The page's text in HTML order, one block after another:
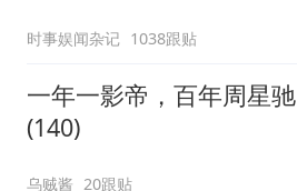
时事娱闻杂记 1038跟贴
一年一影帝，百年周星驰
(140)
乌贼酱 20跟贴